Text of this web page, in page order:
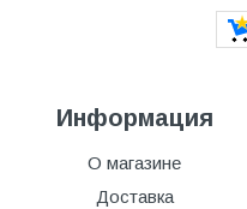
Информация
О магазине
Доставка